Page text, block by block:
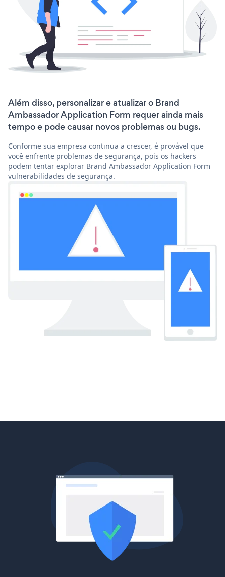
Além disso, personalizar e atualizar o Brand
Ambassador Application Form requer ainda mais
tempo e pode causar novos problemas ou bugs.
Conforme sua empresa continua a crescer, é provável que
você enfrente problemas de segurança, pois os hackers
podem tentar explorar Brand Ambassador Application Form
vulnerabilidades de segurança.